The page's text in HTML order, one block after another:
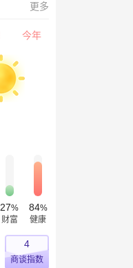
更多
今年
27%
财富
84%
健康
4
商谈指数